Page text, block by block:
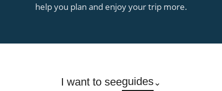
help you plan and enjoy your trip more.
I want to seeguides ⌄